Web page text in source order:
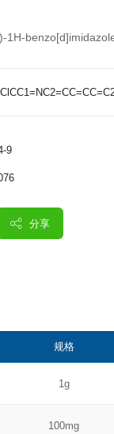
1H-
9
分享
规格
1g
100mg